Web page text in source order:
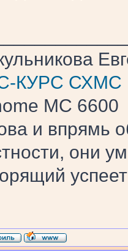
КУРС СХМС
MC 6600
и впрямь
они